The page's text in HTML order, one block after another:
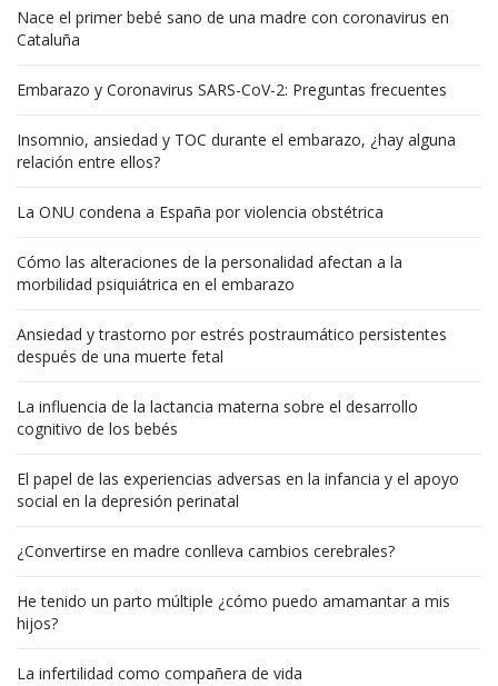
Nace el primer bebé sano de una madre con coronavirus en
Cataluña
Embarazo y Coronavirus SARS-CoV-2: Preguntas frecuentes
Insomnio, ansiedad y TOC durante el embarazo, ¿hay alguna
relación entre ellos?
La ONU condena a España por violencia obstétrica
Cómo las alteraciones de la personalidad afectan a la
morbilidad psiquiátrica en el embarazo
Ansiedad y trastorno por estrés postraumático persistentes
después de una muerte fetal
La influencia de la lactancia materna sobre el desarrollo
cognitivo de los bebés
El papel de las experiencias adversas en la infancia y el apoyo
social en la depresión perinatal
¿Convertirse en madre conlleva cambios cerebrales?
He tenido un parto múltiple ¿cómo puedo amamantar a mis
hijos?
La infertilidad como compañera de vida